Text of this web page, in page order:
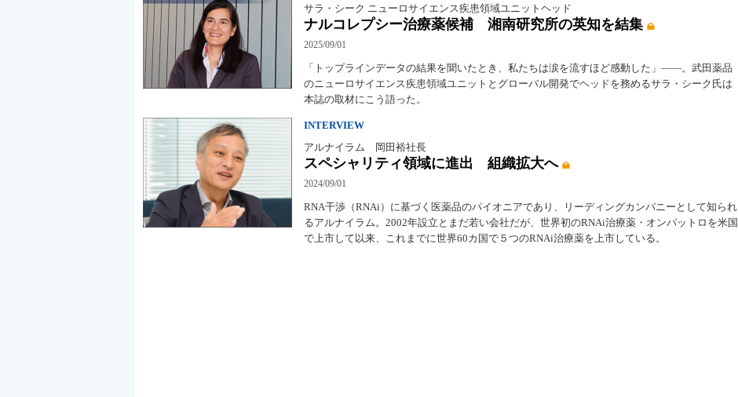
サラ・シーク ニューロサイエンス疾患領域ユニットヘッド
ナルコレプシー治療薬候補 湘南研究所の英知を結集
2025/09/01
「トップラインデータの結果を聞いたとき、私たちは涙を流すほど感動した」――。武田薬品
のニューロサイエンス疾患領域ユニットとグローバル開発でヘッドを務めるサラ・シーク氏は
本誌の取材にこう語った。
INTERVIEW
アルナイラム 岡田裕社長
スペシャリティ領域に進出 組織拡大へ
2024/09/01
RNA干渉（RNAi）に基づく医薬品のパイオニアであり、リーディングカンパニーとして知られ
るアルナイラム。2002年設立とまだ若い会社だが、世界初のRNAi治療薬・オンパットロを米国
で上市して以来、これまでに世界60カ国で５つのRNAi治療薬を上市している。